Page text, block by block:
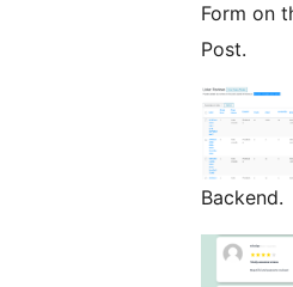
Form on
Post.
Backend.